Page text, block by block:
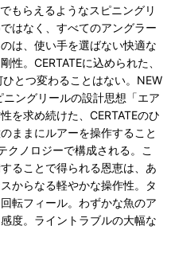
もらえるようなスピニングリ
はなく、すべてのアングラー
は、使い手を選ばない快適な
性。CERTATEに込められた、
とつ変わることはない。NEW
ングリールの設計思想「エア
を求め続けた、CERTATEのひ
ままにルアーを操作すること
クノロジーで構成される。こ
ることで得られる恩恵は、あ
からなる軽やかな操作性。タ
転フィール。わずかな魚のア
度。ライントラブルの大幅な